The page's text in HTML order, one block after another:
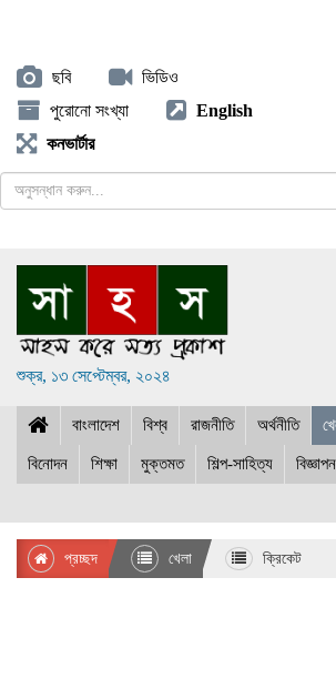
ছবি
ভিডিও
পুরোনো সংখ্যা
English
কনভার্টার
শুক্র, ১৩ সেপ্টেম্বর, ২০২৪
বাংলাদেশ বিশ্ব রাজনীতি অর্থনীতি
বিনোদন শিক্ষা মুক্তমত শিল্প-সাহিত্য বিজ্ঞাপন
প্রচ্ছদ খেলা ক্রিকেট